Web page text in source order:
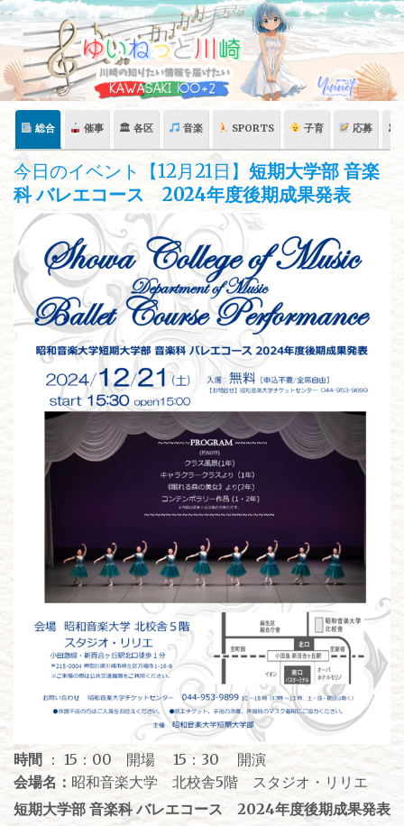
Skip
content
総合 催事 🏛 各区 音楽 SPORTS 子育 応募 🏛
今日のイベント【12月21日】 短期大学部 音楽
科 バレエコース 2024年度後期成果発表
時間
： 15：00 開場 15：30 開演
会場名： 昭和音楽大学 北校舎5階 スタジオ・リリエ
短期大学部 音楽科 バレエコース 2024年度後期成果発表